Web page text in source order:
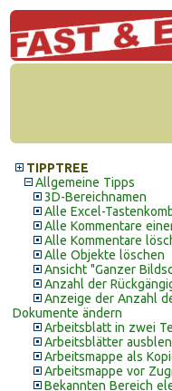
TIPPTREE
Allgemeine Tipps
3D-Bereichnamen
Alle Excel-
Alle Kommentare
Alle Kommentare
Alle Objekte löschen
Ansicht "Ganzer
Anzahl der
Anzeige der Anzahl
Dokumente ändern
Arbeitsblatt in zwei
Arbeitsblätter
Arbeitsmappe als
Arbeitsmappe vor
Bekannten Bereich